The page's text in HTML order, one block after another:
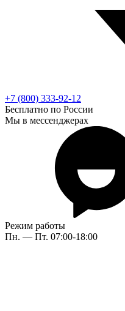
+7 (800) 333-92-12
Бесплатно по России
Мы в мессенджерах
Режим работы
Пн. — Пт. 07:00-18:00